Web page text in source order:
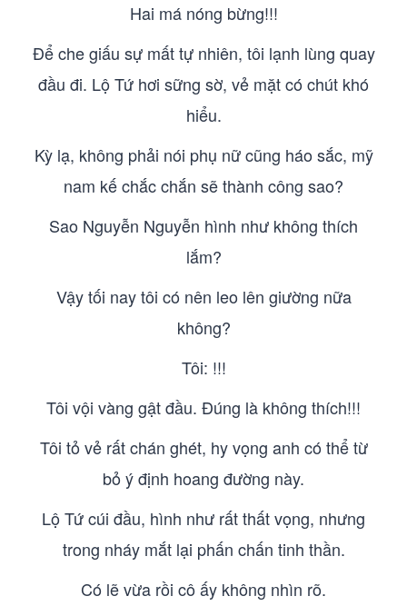
Hai má nóng bừng!!!
Để che giấu sự mất tự nhiên, tôi lạnh lùng quay
đầu đi. Lộ Tứ hơi sững sờ, vẻ mặt có chút khó
hiểu.
Kỳ lạ, không phải nói phụ nữ cũng háo sắc, mỹ
nam kế chắc chắn sẽ thành công sao?
Sao Nguyễn Nguyễn hình như không thích
lắm?
Vậy tối nay tôi có nên leo lên giường nữa
không?
Tôi: !!!
Tôi vội vàng gật đầu. Đúng là không thích!!!
Tôi tỏ vẻ rất chán ghét, hy vọng anh có thể từ
bỏ ý định hoang đường này.
Lộ Tứ cúi đầu, hình như rất thất vọng, nhưng
trong nháy mắt lại phấn chấn tinh thần.
Có lẽ vừa rồi cô ấy không nhìn rõ.